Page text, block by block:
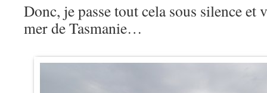
Donc, je passe tout cela sous silence et
mer de Tasmanie…